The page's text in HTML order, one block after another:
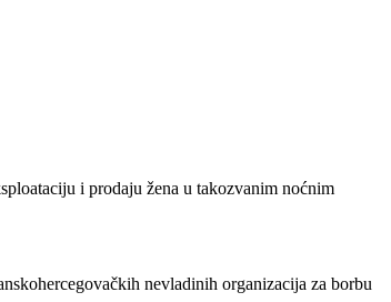
i prodaju žena u takozvanim noćnim
nevladinih organizacija za borbu